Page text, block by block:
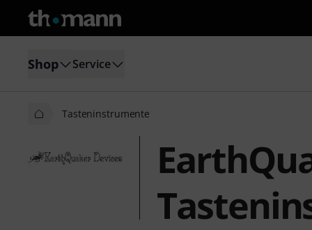
Shop Service
Tasteninstrumente